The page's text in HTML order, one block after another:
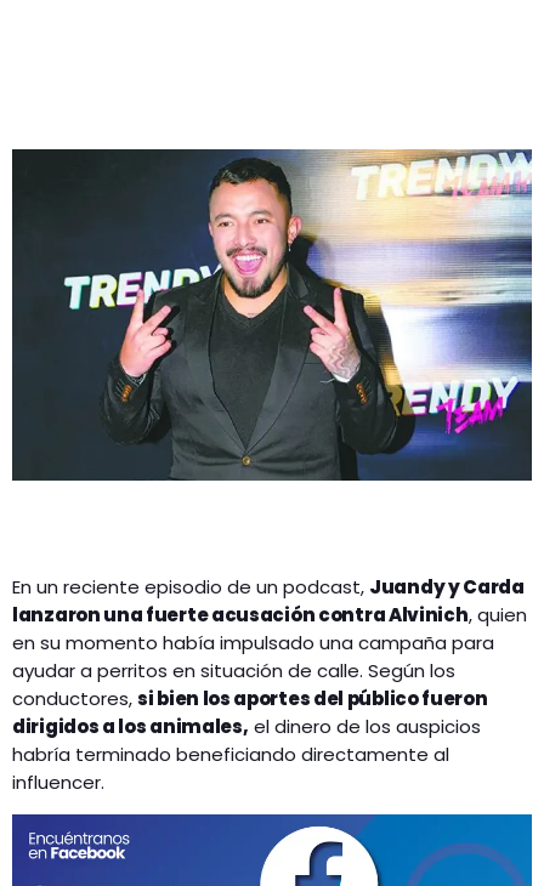
En un reciente episodio de un podcast, Juandy y Carda
lanzaron una fuerte acusación contra Alvinich, quien
en su momento había impulsado una campaña para
ayudar a perritos en situación de calle. Según los
conductores,si bien los aportes del público fueron
dirigidos a los animales, el dinero de los auspicios
habría terminado beneficiando directamente al
influencer.